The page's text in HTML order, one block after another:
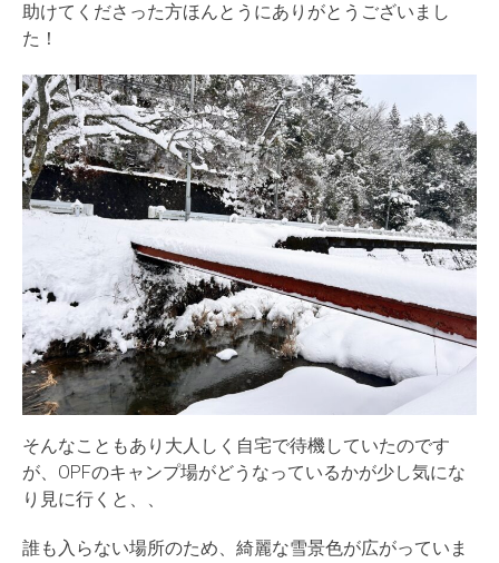
助けてくださった方ほんとうにありがとうございまし
た！
そんなこともあり大人しく自宅で待機していたのです
が、OPFのキャンプ場がどうなっているかが少し気にな
り見に行くと、、
誰も入らない場所のため、綺麗な雪景色が広がっていま